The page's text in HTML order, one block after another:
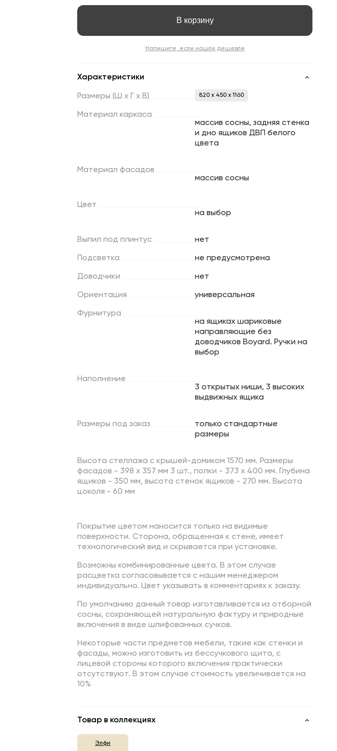
В корзину
Напишите, если нашли дешевле
Характеристики
Размеры (Ш х Г х В) 820 x 450 x 1160
Материал каркаса
массив сосны, задняя стенка
и дно ящиков ДВП белого
цвета
Материал фасадов
массив сосны
Цвет
на выбор
Выпил под плинтус нет
Подсветка не предусмотрена
Доводчики нет
Ориентация универсальная
Фурнитура
на ящиках шариковые
направляющие без
доводчиков Boyard. Ручки на
выбор
Наполнение
3 открытых ниши, 3 высоких
выдвижных ящика
Размеры под заказ
только стандартные
размеры
Высота стеллажа с крышей-домиком 1570 мм. Размеры
фасадов - 398 х 357 мм 3 шт., полки - 373 х 400 мм. Глубина
ящиков - 350 мм, высота стенок ящиков - 270 мм. Высота
цоколя - 60 мм
Покрытие цветом наносится только на видимые
поверхности. Сторона, обращенная к стене, имеет
технологический вид и скрывается при установке.
Возможны комбинированные цвета. В этом случае
расцветка согласовывается с нашим менеджером
индивидуально. Цвет указывать в комментариях к заказу.
По умолчанию данный товар изготавливается из отборной
сосны, сохраняющей натуральную фактуру и природные
включения в виде шлифованных сучков.
Некоторые части предметов мебели, такие как стенки и
фасады, можно изготовить из бессучкового щита, с
лицевой стороны которого включения практически
отсутствуют. В этом случае стоимость увеличивается на
10%
Товар в коллекциях
Элфи